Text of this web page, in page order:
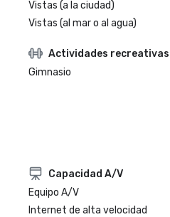
Vistas (a la ciudad)
Vistas (al mar o al agua)
Actividades recreativas
Gimnasio
Capacidad A/V
Equipo A/V
Internet de alta velocidad